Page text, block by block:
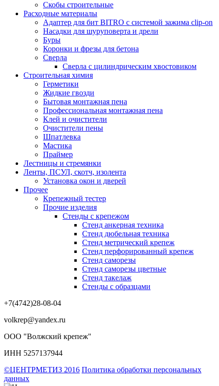
Скобы строительные
Расходные материалы
Адаптер для бит BITRO с системой зажима clip-on
Насадки для шуруповерта и дрели
Буры
Коронки и фрезы для бетона
Сверла
Сверла с цилиндрическим хвостовиком
Строительная химия
Герметики
Жидкие гвозди
Бытовая монтажная пена
Профессиональная монтажная пена
Клей и очистители
Очистители пены
Шпатлевка
Мастика
Праймер
Лестницы и стремянки
Ленты, ПСУЛ, скотч, изолента
Установка окон и дверей
Прочее
Крепежный тестер
Прочие изделия
Стенды с крепежом
Стенд анкерная техника
Стенд дюбельная техника
Стенд метрический крепеж
Стенд перфорированный крепеж
Стенд саморезы
Стенд саморезы цветные
Стенд такелаж
Стенды с образцами
+7(4742)28-08-04
volkrep@yandex.ru
ООО "Волжский крепеж"
ИНН 5257137944
©ЦЕНТРМЕТИЗ 2016 Политика обработки персональных
данных